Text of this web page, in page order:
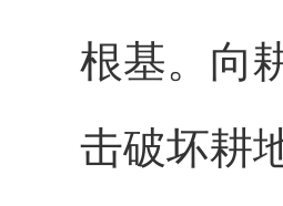
根基。向
击破坏耕